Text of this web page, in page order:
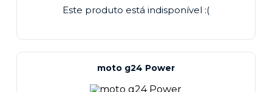
Este produto está indisponível :(
moto g24 Power